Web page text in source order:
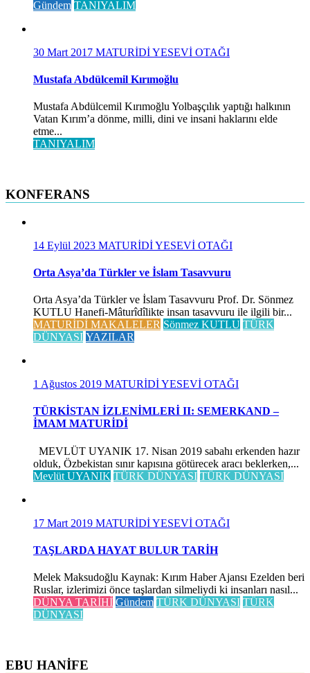
Gündem TANIYALIM
30 Mart 2017 MATURİDİ YESEVİ OTAĞI
Mustafa Abdülcemil Kırımoğlu
Mustafa Abdülcemil Kırımoğlu Yolbaşçılık yaptığı halkının
Vatan Kırım’a dönme, milli, dini ve insani haklarını elde
etme...
TANIYALIM
KONFERANS
14 Eylül 2023 MATURİDİ YESEVİ OTAĞI
Orta Asya’da Türkler ve İslam Tasavvuru
Orta Asya’da Türkler ve İslam Tasavvuru Prof. Dr. Sönmez
KUTLU Hanefi-Mâturîdîlikte insan tasavvuru ile ilgili bir...
MATURİDİ MAKALELER Sönmez KUTLU TÜRK
DÜNYASI YAZILAR
1 Ağustos 2019 MATURİDİ YESEVİ OTAĞI
TÜRKİSTAN İZLENİMLERİ II: SEMERKAND –
İMAM MATURİDİ
MEVLÜT UYANIK 17. Nisan 2019 sabahı erkenden hazır
olduk, Özbekistan sınır kapısına götürecek aracı beklerken,...
Mevlüt UYANIK TÜRK DÜNYASI TÜRK DÜNYASI
17 Mart 2019 MATURİDİ YESEVİ OTAĞI
TAŞLARDA HAYAT BULUR TARİH
Melek Maksudoğlu Kaynak: Kırım Haber Ajansı Ezelden beri
Ruslar, izlerimizi önce taşlardan silmeliydi ki insanları nasıl...
DÜNYA TARİHİ Gündem TÜRK DÜNYASI TÜRK
DÜNYASI
EBU HANİFE